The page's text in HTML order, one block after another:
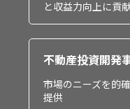
と収益力向上に貢
不動産投資開発
市場のニーズを的
提供